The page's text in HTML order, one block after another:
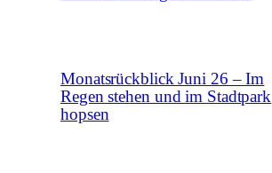
Monatsrückblick Juni 26 – Im
Regen stehen und im Stadtpark
hopsen